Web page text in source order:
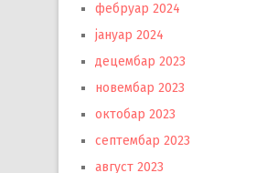
фебруар 2024
јануар 2024
децембар 2023
новембар 2023
октобар 2023
септембар 2023
август 2023